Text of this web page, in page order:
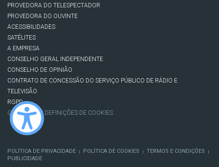
PROVEDORA DO TELESPECTADOR
PROVEDORA DO OUVINTE
ACESSIBILIDADES
SATÉLITES
A EMPRESA
CONSELHO GERAL INDEPENDENTE
CONSELHO DE OPINIÃO
CONTRATO DE CONCESSÃO DO SERVIÇO PÚBLICO DE RÁDIO E
TELEVISÃO
RGPD
GESTÃO DAS DEFINIÇÕES DE COOKIES
POLÍTICA DE PRIVACIDADE | POLÍTICA DE COOKIES | TERMOS E CONDIÇÕES |
PUBLICIDADE